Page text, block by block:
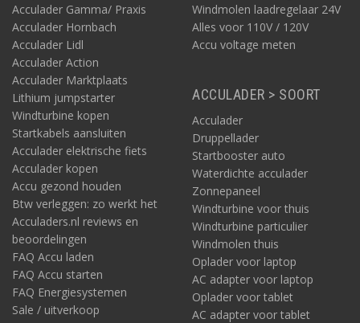
Acculader Gamma/ Praxis
Acculader Hornbach
Acculader Lidl
Acculader Action
Acculader Marktplaats
Lithium jumpstarter
Windturbine kopen
Startkabels aansluiten
Acculader elektrische fiets
Acculader kopen
Accu gezond houden
Btw verleggen: zo werkt het
Acculaders.nl reviews en
beoordelingen
FAQ Accu laden
FAQ Accu starten
FAQ Energiesystemen
Sale / uitverkoop
Windmolen laadregelaar 24V
Alles voor 110V / 120V
Accu voltage meten
ACCULADER > SOORT
Acculader
Druppellader
Startbooster auto
Waterdichte acculader
Zonnepaneel
Windturbine voor thuis
Windturbine particulier
Windmolen thuis
Oplader voor laptop
AC adapter voor laptop
Oplader voor tablet
AC adapter voor tablet